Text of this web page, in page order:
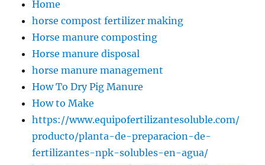
Home
horse compost fertilizer making
Horse manure composting
Horse manure disposal
horse manure management
How To Dry Pig Manure
How to Make
https://www.equipofertilizantesoluble.com/
producto/planta-de-preparacion-de-
fertilizantes-npk-solubles-en-agua/